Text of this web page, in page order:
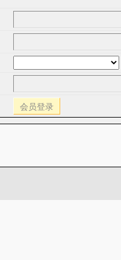
会员登录